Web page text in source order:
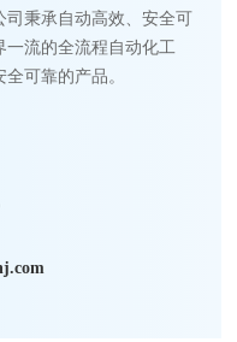
秉承自动高效、安全可
一流的全流程自动化工
可靠的产品。